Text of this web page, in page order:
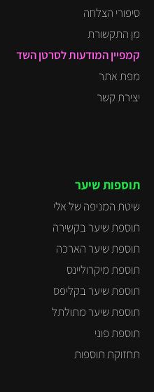
סיפורי הצלחה
מן התקשורת
קמפיין המודעות לסרטן השד
מפת אתר
יצירת קשר
תוספות שיער
שיטת המניפה של אלי
תוספת שיער בקשירה
תוספת שיער הארכה
תוספת מיקרוליינס
תוספת שיער בקליפס
תוספת שיער מתולתל
תוספת פוני
תחזוקת תוספות